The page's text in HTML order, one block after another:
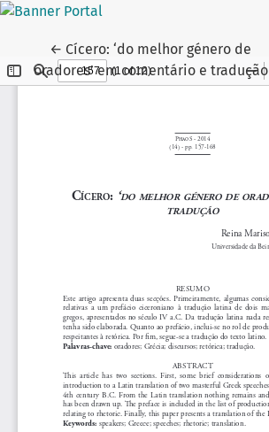
← Voltar aos Detalhes do Artigo
Cícero: ‘do melhor género de
oradores’ em comentário e tradução